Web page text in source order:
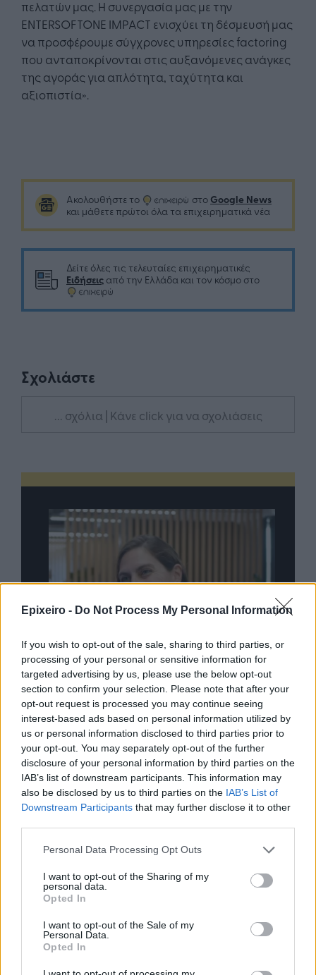
Epixeiro - Do Not Process My Personal Information
If you wish to opt-out of the sale, sharing to third parties, or
processing of your personal or sensitive information for
targeted advertising by us, please use the below opt-out
section to confirm your selection. Please note that after your
opt-out request is processed you may continue seeing
interest-based ads based on personal information utilized by
us or personal information disclosed to third parties prior to
your opt-out. You may separately opt-out of the further
disclosure of your personal information by third parties on the
IAB’s list of downstream participants. This information may
also be disclosed by us to third parties on the IAB’s List of
Downstream Participants that may further disclose it to other
Personal Data Processing Opt Outs
I want to opt-out of the Sharing of my
personal data.
Opted In
I want to opt-out of the Sale of my
Personal Data.
Opted In
πελατών μας. Η συνεργασία μας με την
ENTERSOFTONE IMPACT ενισχύει τη δέσμευσή μας
να προσφέρουμε σύγχρονες υπηρεσίες factoring
που ανταποκρίνονται στις αυξανόμενες ανάγκες
της αγοράς για απλότητα, ταχύτητα και
αξιοπιστία».
Ακολουθήστε το στο Google News
και μάθετε πρώτοι όλα τα επιχειρηματικά νέα
Δείτε όλες τις τελευταίες επιχειρηματικές
Ειδήσεις από την Ελλάδα και τον κόσμο στο
Σχολιάστε
... σχόλια | Κάνε click για να σχολιάσεις
TP Greece: Πώς διαμορφώνεται το
μέλλον του Insurance στην εποχή του AI
Η